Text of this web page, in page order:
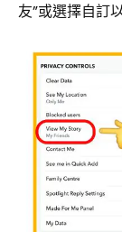
友”或選擇自訂